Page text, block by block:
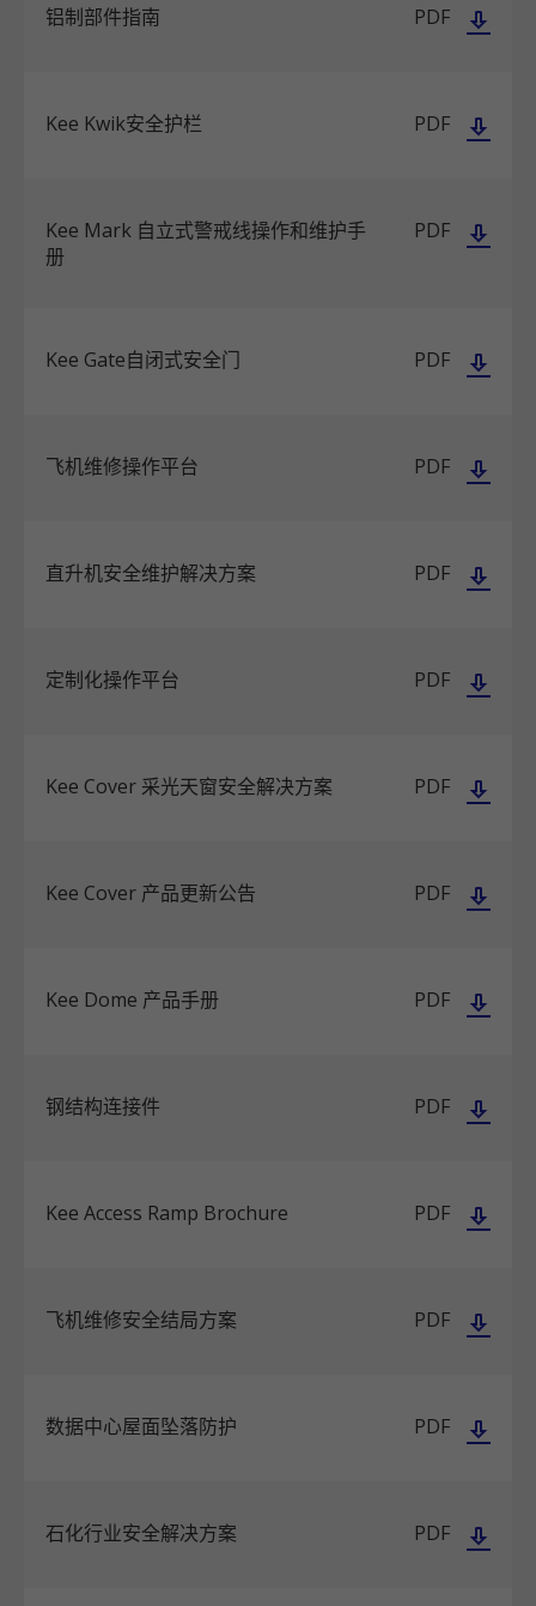
铝制部件指南 PDF
Kee Kwik安全护栏 PDF
Kee Mark 自立式警戒线操作和维护手
册
PDF
Kee Gate自闭式安全门 PDF
飞机维修操作平台 PDF
直升机安全维护解决方案 PDF
定制化操作平台 PDF
Kee Cover 采光天窗安全解决方案 PDF
Kee Cover 产品更新公告 PDF
Kee Dome 产品手册 PDF
钢结构连接件 PDF
Kee Access Ramp Brochure PDF
飞机维修安全结局方案 PDF
数据中心屋面坠落防护 PDF
石化行业安全解决方案 PDF